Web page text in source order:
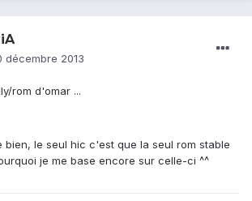
décembre 2013
rom d'omar ...
bien, le seul hic c'est que la seul rom stable
je me base encore sur celle-ci ^^